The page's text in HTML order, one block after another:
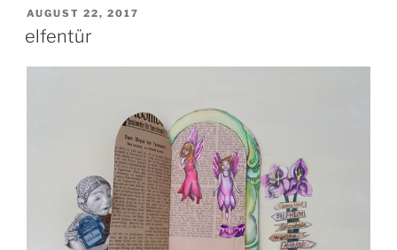
VERÖFFENTLICHT
AM
AUGUST 22, 2017
elfentür